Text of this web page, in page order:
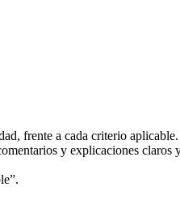
frente a cada criterio aplicable.
y explicaciones claros